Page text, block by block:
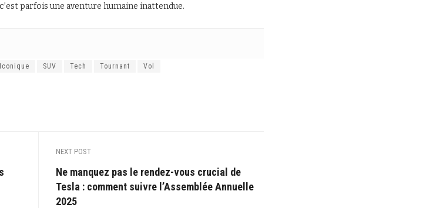
parfois une aventure humaine inattendue.
SUV Tech Tournant Vol
NEXT POST
Ne manquez pas le rendez-vous crucial de
Tesla : comment suivre l’Assemblée Annuelle
2025